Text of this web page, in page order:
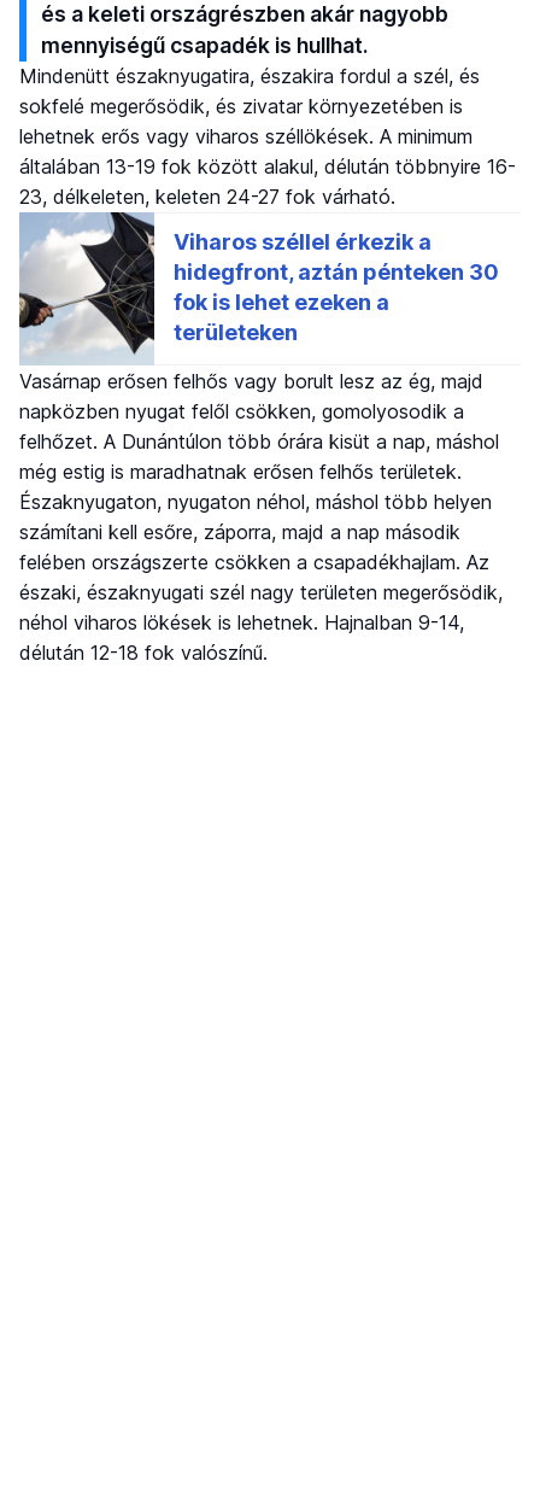
és a keleti országrészben akár nagyobb
mennyiségű csapadék is hullhat.
Mindenütt északnyugatira, északira fordul a szél, és
sokfelé megerősödik, és zivatar környezetében is
lehetnek erős vagy viharos széllökések. A minimum
általában 13-19 fok között alakul, délután többnyire 16-
23, délkeleten, keleten 24-27 fok várható.
Vasárnap erősen felhős vagy borult lesz az ég, majd
napközben nyugat felől csökken, gomolyosodik a
felhőzet. A Dunántúlon több órára kisüt a nap, máshol
még estig is maradhatnak erősen felhős területek.
Északnyugaton, nyugaton néhol, máshol több helyen
számítani kell esőre, záporra, majd a nap második
felében országszerte csökken a csapadékhajlam. Az
északi, északnyugati szél nagy területen megerősödik,
néhol viharos lökések is lehetnek. Hajnalban 9-14,
délután 12-18 fok valószínű.